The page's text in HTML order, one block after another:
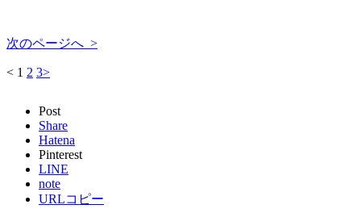
次のページへ >
< 1 2 3>
Post
Share
Hatena
Pinterest
LINE
note
URLコピー